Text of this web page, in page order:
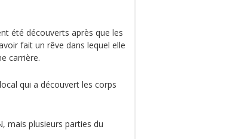
été découverts après que les
fait un rêve dans lequel elle
carrière.
qui a découvert les corps
mais plusieurs parties du